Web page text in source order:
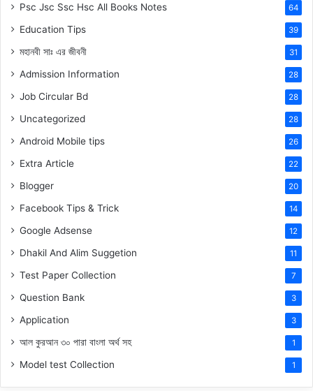
Psc Jsc Ssc Hsc All Books Notes 64
Education Tips 39
মহানবী সাঃ এর জীবনী 31
Admission Information 28
Job Circular Bd 28
Uncategorized 28
Android Mobile tips 26
Extra Article 22
Blogger 20
Facebook Tips & Trick 14
Google Adsense 12
Dhakil And Alim Suggetion 11
Test Paper Collection 7
Question Bank 3
Application 3
আল কুরআন ৩০ পারা বাংলা অর্থ সহ 1
Model test Collection 1